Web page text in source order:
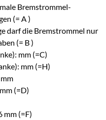
Bremstrommel-
(= A )
darf die Bremstrommel nur
(= B )
mm (=C)
mm (=H)
(=D)
mm (=F)